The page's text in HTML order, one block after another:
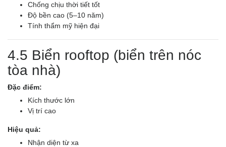
Chống chịu thời tiết tốt
Độ bền cao (5–10 năm)
Tính thẩm mỹ hiện đại
4.5 Biển rooftop (biển trên nóc
tòa nhà)
Đặc điểm:
Kích thước lớn
Vị trí cao
Hiệu quả:
Nhận diện từ xa